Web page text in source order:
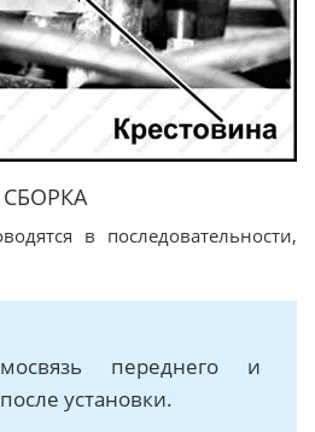
СБОРКА
в последовательности,
переднего и
установки.